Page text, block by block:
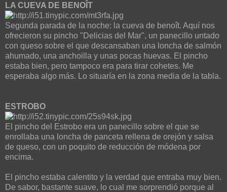
LA CUEVA DE BENOÎT
Segunda parada de la noche: la cueva de benoît. Aquí nos
ofrecieron su pincho "Delicias del Mar", un panecillo untado
con queso sobre el que descansaban una loncha de salmón
ahumado, una anchoilla y unas pocas huevas. El pincho
estaba bien, pero tampoco era para tirar cohetes. Me
esperaba algo más. Lo situaría en la zona media de la tabla.
ESTROBO
El pincho del Estrobo era un panecillo sobre el que se
enrollaba una loncha de panceta rellena de orejón y salsa
de queso, con un poquito de reducción de módena por
encima.
El pincho estaba calentito y la verdad que entraba muy bien.
De sabor, bastante suave, lo cual me sorprendió porque al